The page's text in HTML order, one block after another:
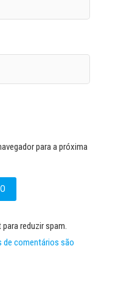
para a próxima
reduzir spam.
de comentários são